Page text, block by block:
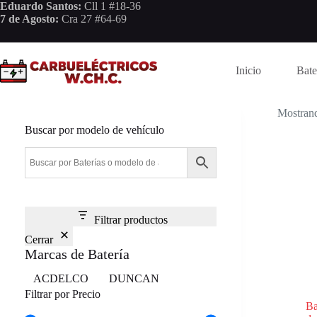
Saltar
al
Eduardo Santos: Cll 1 #18-36
7 de Agosto: Cra 27 #64-69
Inicio
Buscar por modelo de vehículo
Filtrar productos
Cerrar
Marcas de Batería
Marca
ACDELCO
DUNCAN
Filtrar por Precio